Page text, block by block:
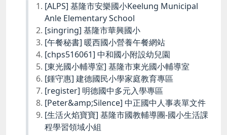
[ALPS] 基隆市安樂國小Keelung Municipal
Anle Elementary School
[singring] 基隆市華興國小
[午餐秘書] 暖西國小營養午餐網站
[chps516061] 中和國小附設幼兒園
[東光國小輔導室] 基隆市東光國小輔導室
[鍾守惠] 建德國民小學家庭教育專區
[register] 明德國中多元入學專區
[Peter&amp;Silence] 中正國中人事表單文件
[生活火焰寶寶] 基隆市國教輔導團-國小生活課
程學習領域小組